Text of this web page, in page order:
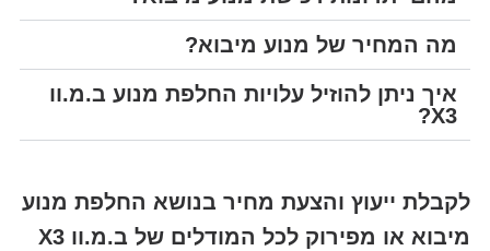
מה המחיר של מנוע מיבוא?
איך ניתן להוזיל עלויות החלפת מנוע ב.מ.וו
X3?
לקבלת ייעוץ והצעת מחיר בנושא החלפת מנוע
מיבוא או מפירוק לכל המודלים של ב.מ.וו X3